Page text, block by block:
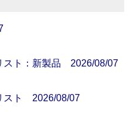
スト：新製品 2026/08/07
スト 2026/08/07